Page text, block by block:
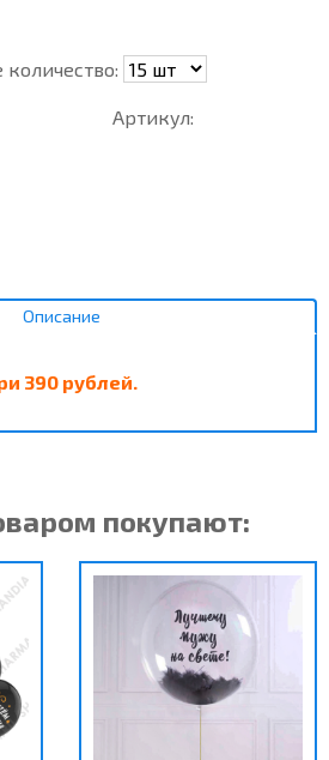
Артикул:
Описание
390 рублей.
покупают: